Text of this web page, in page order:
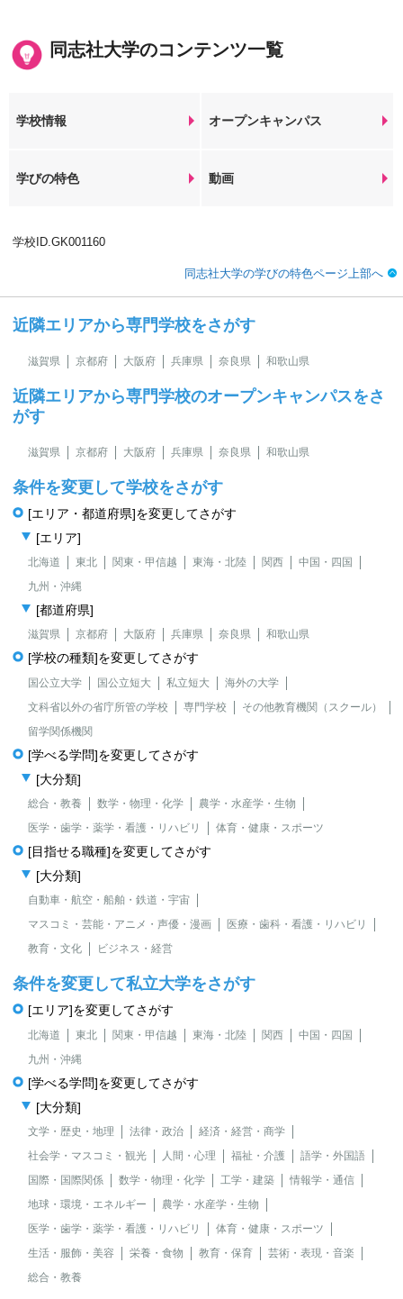
同志社大学のコンテンツ一覧
学校情報 オープンキャンパス
学びの特色 動画
学校ID.GK001160
同志社大学の学びの特色ページ上部へ
近隣エリアから専門学校をさがす
滋賀県 京都府 大阪府 兵庫県 奈良県 和歌山県
近隣エリアから専門学校のオープンキャンパスをさ
がす
滋賀県 京都府 大阪府 兵庫県 奈良県 和歌山県
条件を変更して学校をさがす
[エリア・都道府県]を変更してさがす
[エリア]
北海道 東北 関東・甲信越 東海・北陸 関西
中国・四国
九州・沖縄
[都道府県]
滋賀県 京都府 大阪府 兵庫県 奈良県 和歌山県
[学校の種類]を変更してさがす
国公立大学 国公立短大 私立短大
海外の大学
文科省以外の省庁所管の学校
専門学校
その他教育機関（スクール）
留学関係機関
[学べる学問]を変更してさがす
[大分類]
総合・教養 数学・物理・化学
農学・水産学・生物
医学・歯学・薬学・看護・リハビリ
体育・健康・スポーツ
[目指せる職種]を変更してさがす
[大分類]
自動車・航空・船舶・鉄道・宇宙
マスコミ・芸能・アニメ・声優・漫画
医療・歯科・看護・リハビリ
教育・文化
ビジネス・経営
条件を変更して私立大学をさがす
[エリア]を変更してさがす
北海道 東北 関東・甲信越 東海・北陸 関西
中国・四国
九州・沖縄
[学べる学問]を変更してさがす
[大分類]
文学・歴史・地理 法律・政治
経済・経営・商学
社会学・マスコミ・観光
人間・心理 福祉・介護
語学・外国語
国際・国際関係
数学・物理・化学 工学・建築
情報学・通信
地球・環境・エネルギー
農学・水産学・生物
医学・歯学・薬学・看護・リハビリ
体育・健康・スポーツ
生活・服飾・美容
栄養・食物 教育・保育
芸術・表現・音楽
総合・教養